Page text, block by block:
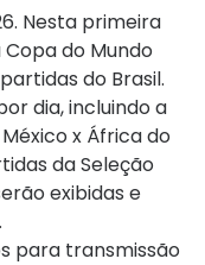
Nesta primeira
do Mundo
do Brasil.
dia, incluindo a
x África do
da Seleção
exibidas e
para transmissão